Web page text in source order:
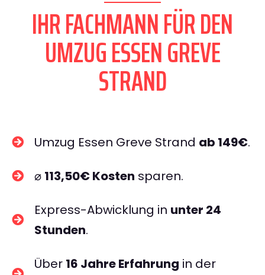
IHR FACHMANN FÜR DEN
UMZUG ESSEN GREVE
STRAND
Umzug Essen Greve Strand ab 149€.
⌀ 113,50€ Kosten sparen.
Express-Abwicklung in unter 24
Stunden.
Über 16 Jahre Erfahrung in der